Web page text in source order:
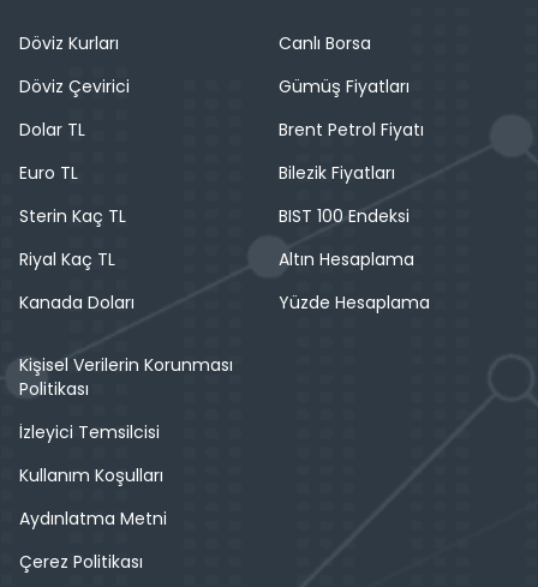
Döviz Kurları
Döviz Çevirici
Dolar TL
Euro TL
Sterin Kaç TL
Riyal Kaç TL
Kanada Doları
Canlı Borsa
Gümüş Fiyatları
Brent Petrol Fiyatı
Bilezik Fiyatları
BIST 100 Endeksi
Altın Hesaplama
Yüzde Hesaplama
Kişisel Verilerin Korunması
Politikası
İzleyici Temsilcisi
Kullanım Koşulları
Aydınlatma Metni
Çerez Politikası